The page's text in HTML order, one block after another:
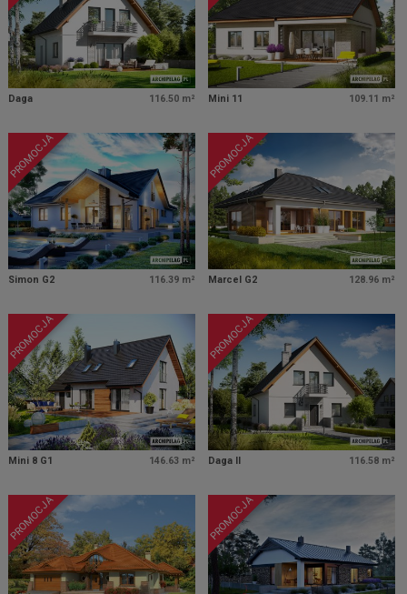
Daga 116.50 m² Mini 11 109.11 m²
PROMOCJA
Simon G2 116.39 m²
PROMOCJA
Marcel G2 128.96 m²
PROMOCJA
Mini 8 G1 146.63 m²
PROMOCJA
Daga II 116.58 m²
PROMOCJA PROMOCJA